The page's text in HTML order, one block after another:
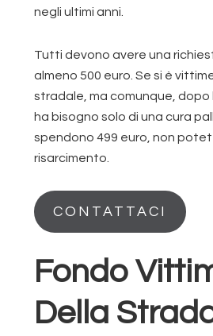
negli ultimi anni.
Tutti devono avere una
almeno 500 euro. Se si è
stradale, ma comunque, dopo
ha bisogno solo di una cura
spendono 499 euro, non
risarcimento.
CONTATTACI
Fondo
Della